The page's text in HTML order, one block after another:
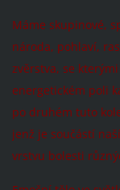
Máme skupinové,
národa, pohlaví,
zvěrstva, se
energetickém poli
po druhém tuto
jenž je součástí
vrstvu bolesti